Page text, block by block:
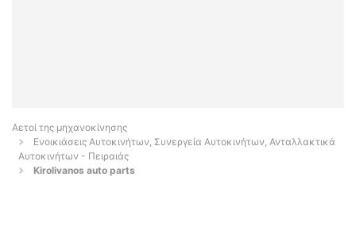
Αετοί της μηχανοκίνησης
Ενοικιάσεις Αυτοκινήτων, Συνεργεία Αυτοκινήτων, Ανταλλακτικά
Αυτοκινήτων - Πειραιάς
Kirolivanos auto parts